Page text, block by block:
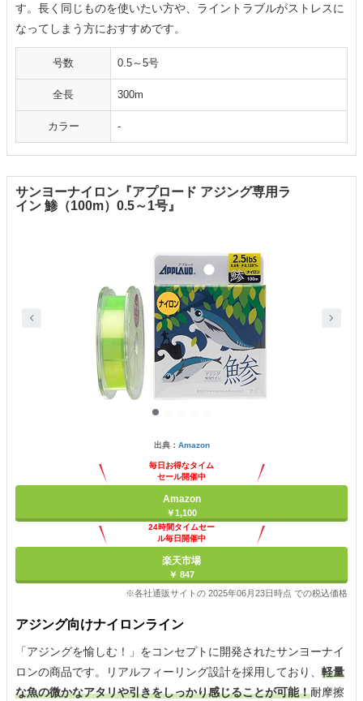
す。長く同じものを使いたい方や、ライントラブルがストレスに
なってしまう方におすすめです。
号数 0.5～5号
全長 300m
カラー -
サンヨーナイロン『アプロード アジング専用ラ
イン 鯵（100m）0.5～1号』
出典： Amazon
毎日お得なタイム
セール開催中
Amazon
￥1,100
24時間タイムセー
ル毎日開催中
楽天市場
￥ 847
※各社通販サイトの 2025年06月23日時点 での税込価格
アジング向けナイロンライン
「アジングを愉しむ！」をコンセプトに開発されたサンヨーナイ
ロンの商品です。リアルフィーリング設計を採用しており、 軽量
な魚の微かなアタリや引きをしっかり感じることが可能！耐摩擦